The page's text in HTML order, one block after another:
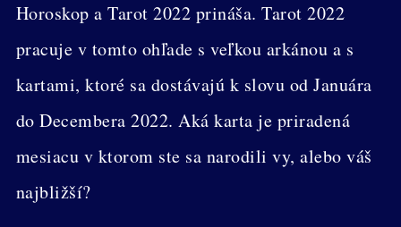
Horoskop a Tarot 2022 prináša. Tarot 2022
pracuje v tomto ohľade s veľkou arkánou a s
kartami, ktoré sa dostávajú k slovu od Januára
do Decembera 2022. Aká karta je priradená
mesiacu v ktorom ste sa narodili vy, alebo váš
najbližší?